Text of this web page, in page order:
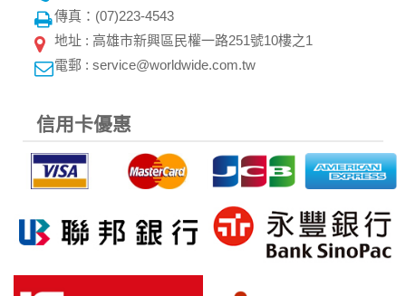
傳真：(07)223-4543
地址 : 高雄市新興區民權一路251號10樓之1
電郵 : service@worldwide.com.tw
信用卡優惠